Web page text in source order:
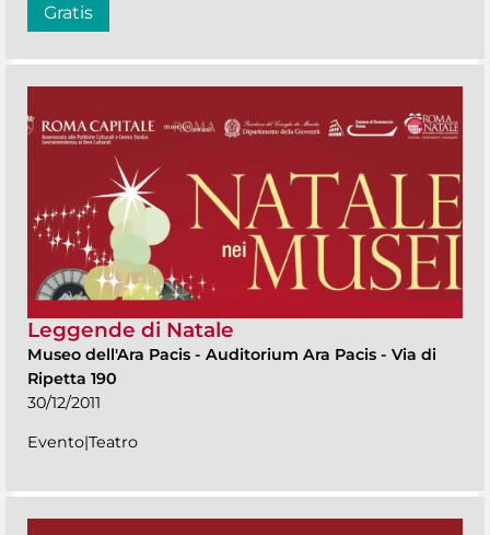
Gratis
Leggende di Natale
Museo dell'Ara Pacis - Auditorium Ara Pacis - Via di
Ripetta 190
30/12/2011
Evento|Teatro